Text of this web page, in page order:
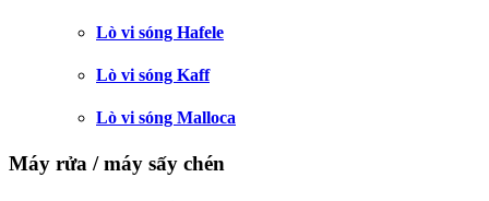
Lò vi sóng Hafele
Lò vi sóng Kaff
Lò vi sóng Malloca
Máy rửa / máy sấy chén